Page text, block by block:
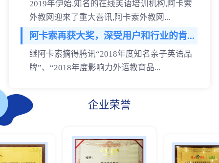
2019年伊始,知名的在线英语培训机构,阿卡索
外教网迎来了重大喜讯,阿卡索外教网...
阿卡索再获大奖，深受用户和行业的肯...
继阿卡索摘得腾讯“2018年度知名亲子英语品
牌”、“2018年度影响力外语教育品...
企业荣誉